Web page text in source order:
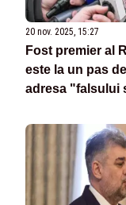
20 nov. 2025, 15:27
Fost premier al
este la un pas
adresa "falsului